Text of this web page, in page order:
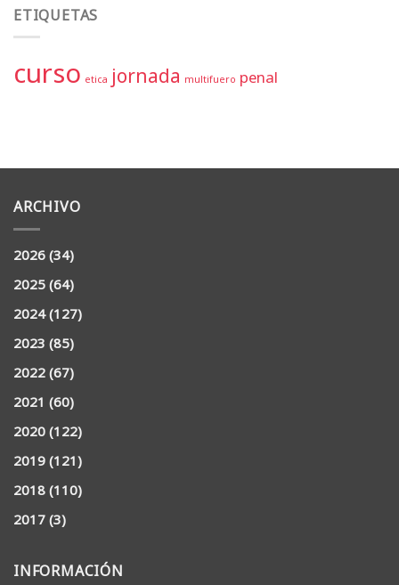
ETIQUETAS
curso etica jornada multifuero penal
ARCHIVO
2026(34)
2025(64)
2024(127)
2023(85)
2022(67)
2021 (60)
2020(122)
2019(121)
2018(110)
2017(3)
INFORMACIÓN